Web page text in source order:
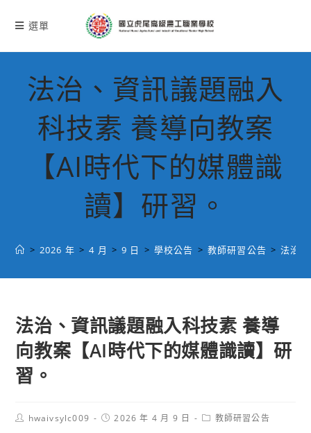
選單
法治、資訊議題融入
科技素 養導向教案
【AI時代下的媒體識
讀】研習。
> 2026 年 > 4 月 > 9 日 > 學校公告 > 教師研習公告 > 法治
法治、資訊議題融入科技素 養導
向教案【AI時代下的媒體識讀】研
習。
Posthwaivsylc009
Post2026 年 4 月 9 日
Post教師研習公告